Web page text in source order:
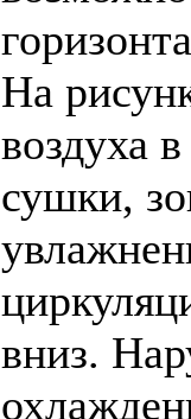
На
воздуха
сушки,
вниз.